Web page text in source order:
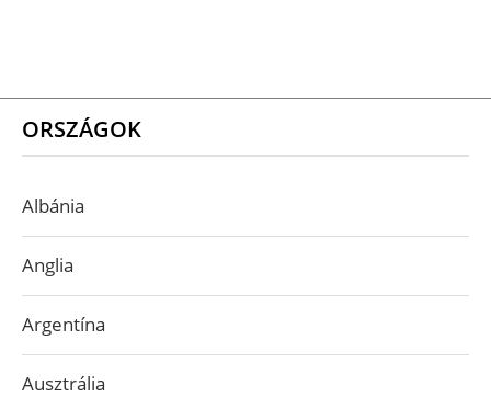
ORSZÁGOK
Albánia
Anglia
Argentína
Ausztrália